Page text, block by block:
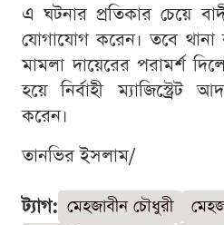
এ ঘটনার প্রতিকার চেয়ে
যোগাযোগ করেন। তবে
মামলা দায়েরের পরামর্শ
হয়ে নির্বাহী ম্যাজিস্ট্রেট
করেন।
তানভির ইসলাম/
ট্যাগ: মেহজাবীন চৌধুরী